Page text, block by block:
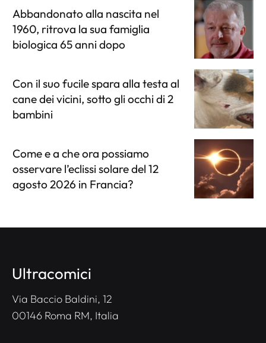
Abbandonato alla nascita nel
1960, ritrova la sua famiglia
biologica 65 anni dopo
Con il suo fucile spara alla testa al
cane dei vicini, sotto gli occhi di 2
bambini
Come e a che ora possiamo
osservare l’eclissi solare del 12
agosto 2026 in Francia?
Ultracomici
Via Baccio Baldini, 12
00146 Roma RM, Italia